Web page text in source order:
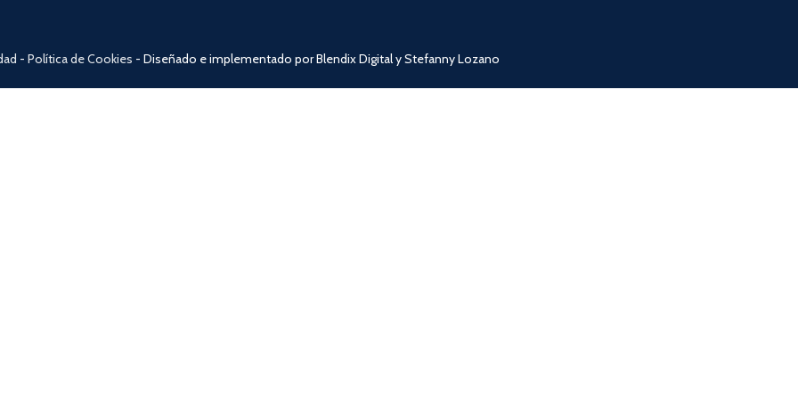
-Política de Cookies - Diseñado e implementado por Blendix Digital y Stefanny Lozano